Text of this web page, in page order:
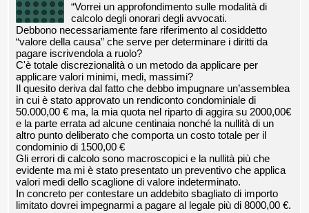
“Vorrei un approfondimento sulle modalità di
calcolo degli onorari degli avvocati.
Debbono necessariamente fare riferimento al cosiddetto
“valore della causa” che serve per determinare i diritti da
pagare iscrivendola a ruolo?
C'è totale discrezionalità o un metodo da applicare per
applicare valori minimi, medi, massimi?
Il quesito deriva dal fatto che debbo impugnare un’assemblea
in cui è stato approvato un rendiconto condominiale di
50.000,00 € ma, la mia quota nel riparto di aggira su 2000,00€
e la parte errata ad alcune centinaia nonché la nullità di un
altro punto deliberato che comporta un costo totale per il
condominio di 1500,00 €
Gli errori di calcolo sono macroscopici e la nullità più che
evidente ma mi è stato presentato un preventivo che applica
valori medi dello scaglione di valore indeterminato.
In concreto per contestare un addebito sbagliato di importo
limitato dovrei impegnarmi a pagare al legale più di 8000,00 €.